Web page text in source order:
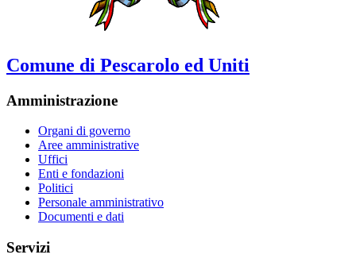
Comune di Pescarolo ed Uniti
Amministrazione
Organi di governo
Aree amministrative
Uffici
Enti e fondazioni
Politici
Personale amministrativo
Documenti e dati
Servizi